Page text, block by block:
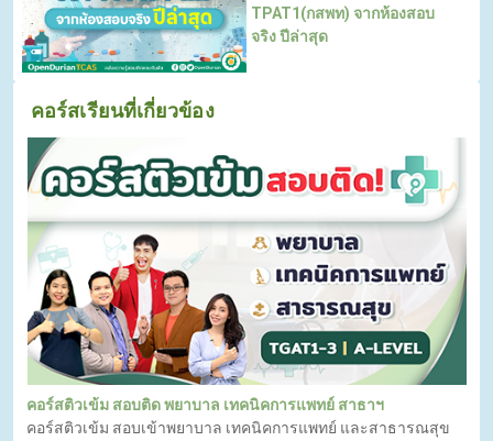
TPAT1(กสพท) จากห้องสอบ
จริง ปีล่าสุด
คอร์สเรียนที่เกี่ยวข้อง
คอร์สติวเข้ม สอบติด พยาบาล เทคนิคการแพทย์ สาธาฯ
คอร์สติวเข้ม สอบเข้าพยาบาล เทคนิคการแพทย์ และสาธารณสุข